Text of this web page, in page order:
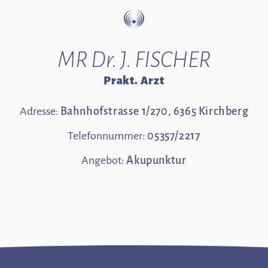
MR Dr. J. FISCHER
Prakt. Arzt
Adresse: Bahnhofstrasse 1/270, 6365 Kirchberg
Telefonnummer: 05357/2217
Angebot:Akupunktur